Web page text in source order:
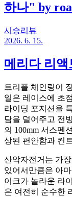
하나" by
시승리뷰
2026. 6. 15.
메리다 리액
트리플 체인링이
일은 레이스에 초
라이딩 포지션을
담을 덜어주고 전
의 100mm 서스펜
상된 편안함과 컨
산악자전거는 가
있어서만큼은 아
이크가 놀라운 라
은 여전히 순수한